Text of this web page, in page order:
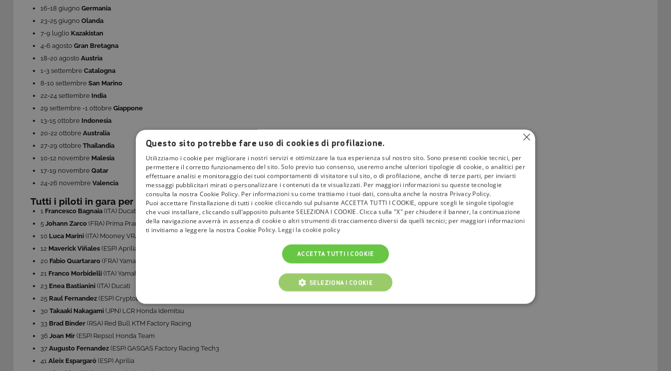
16-18 giugno Germania
23-25 giugno Olanda
7-9 luglio Kazakistan
4-6 agosto Gran Bretagna
18-20 agosto Austria
1-3 settembre Catalogna
8-10 settembre San Marino
22-24 settembre India
29 settembre -1 ottobre Giappone
13-15 ottobre Indonesia
20-22 ottobre Australia
27-29 ottobre Thailandia
10-12 novembre Malesia
17-19 novembre Qatar
24-26 novembre Valencia
Tutti i piloti in gara per il Motomondiale 2023
1 Francesco Bagnaia (ITA) Ducati
5 Johann Zarco (FRA) Prima Pramac Racing
10 Luca Marini (ITA) Mooney VR46 Racing Team
12 Maverick Viñales (ESP) Aprilia
20 Fabio Quartararo (FRA) Yamaha
21 Franco Morbidelli (ITA) Yamaha
23 Enea Bastianini (ITA) Ducati
25 Raul Fernandez (ESP) CryptoDATA RNF MotoGP Team
30 Takaaki Nakagami (JPN) LCR Honda Idemitsu
33 Brad Binder (RSA) Red Bull KTM Factory Racing
36 Joan Mir (ESP) Repsol Honda Team
37 Augusto Fernandez (ESP) GASGAS Factory Racing Tech3
41 Aleix Espargaró (ESP) Aprilia
Questo sito potrebbe fare uso di cookies di profilazione.
Utilizziamo i cookie per migliorare i nostri servizi e ottimizzare la tua esperienza sul nostro sito. Sono presenti cookie tecnici, per
permettere il corretto funzionamento del sito. Solo previo tuo consenso, useremo anche ulteriori tipologie di cookie, o analitici per
effettuare analisi e monitoraggio dei tuoi comportamenti di visitatore sul sito, o di profilazione, anche di terze parti, per inviarti
messaggi pubblicitari mirati o personalizzare i contenuti da te visualizzati. Per maggiori informazioni su queste tecnologie
consulta la nostra Cookie Policy. Per informazioni su come trattiamo i tuoi dati, consulta anche la nostra Privacy Policy.
Puoi accettare l’installazione di tutti i cookie cliccando sul pulsante ACCETTA TUTTI I COOKIE, oppure scegli le singole tipologie
che vuoi installare, cliccando sull’apposito pulsante SELEZIONA I COOKIE. Clicca sulla "X" per chiudere il banner, la continuazione
della navigazione avverrà in assenza di cookie o altri strumenti di tracciamento diversi da quelli tecnici; per maggiori informazioni
ti invitiamo a leggere la nostra Cookie Policy. Leggi la cookie policy
ACCETTA TUTTI I COOKIE
SELEZIONA I COOKIE
COOKIE TECNICI COOKIE ANALITICI COOKIE DI PROFILAZIONE FUNZIONALITÀ